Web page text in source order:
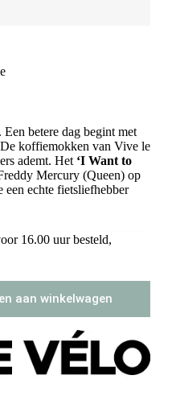
betere dag begint met
koffiemokken van Vive le
ademt. Het ‘I Want to
Mercury (Queen) op
een echte fietsliefhebber
16.00 uur besteld,
aan winkelwagen